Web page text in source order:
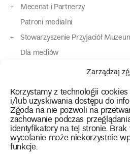
Zarządzaj
Korzystamy z technologii
i/lub uzyskiwania dostępu do
Zgoda na nie pozwoli na
zachowanie podczas
identyfikatory na tej stronie.
wycofanie może niekorzystnie
funkcje.
Mecenat i Partnerzy
Patroni medialni
Stowarzyszenie Przyjaciół
Dla mediów
Dla osób o specjalnych potrzebach
Kontakt
instagram
twitterfacebookyoutube
tiktok